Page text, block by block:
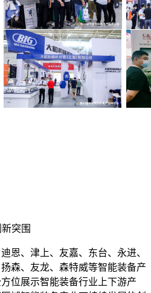
突围
恩、津上、友嘉、东台、永进、
森、友龙、森特威等智能装备产
位展示智能装备行业上下游产